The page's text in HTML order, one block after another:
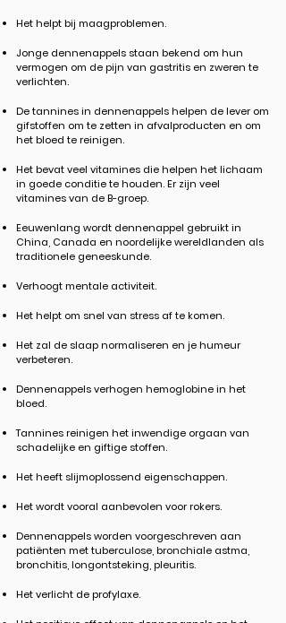
Het helpt bij maagproblemen.
Jonge dennenappels staan ​​bekend om hun
vermogen om de pijn van gastritis en zweren te
verlichten.
De tannines in dennenappels helpen de lever om
gifstoffen om te zetten in afvalproducten en om
het bloed te reinigen.
Het bevat veel vitamines die helpen het lichaam
in goede conditie te houden. Er zijn veel
vitamines van de B-groep.
Eeuwenlang wordt dennenappel gebruikt in
China, Canada en noordelijke wereldlanden als
traditionele geneeskunde.
Verhoogt mentale activiteit.
Het helpt om snel van stress af te komen.
Het zal de slaap normaliseren en je humeur
verbeteren.
Dennenappels verhogen hemoglobine in het
bloed.
Tannines reinigen het inwendige orgaan van
schadelijke en giftige stoffen.
Het heeft slijmoplossend eigenschappen.
Het wordt vooral aanbevolen voor rokers.
Dennenappels worden voorgeschreven aan
patiënten met tuberculose, bronchiale astma,
bronchitis, longontsteking, pleuritis.
Het verlicht de profylaxe.